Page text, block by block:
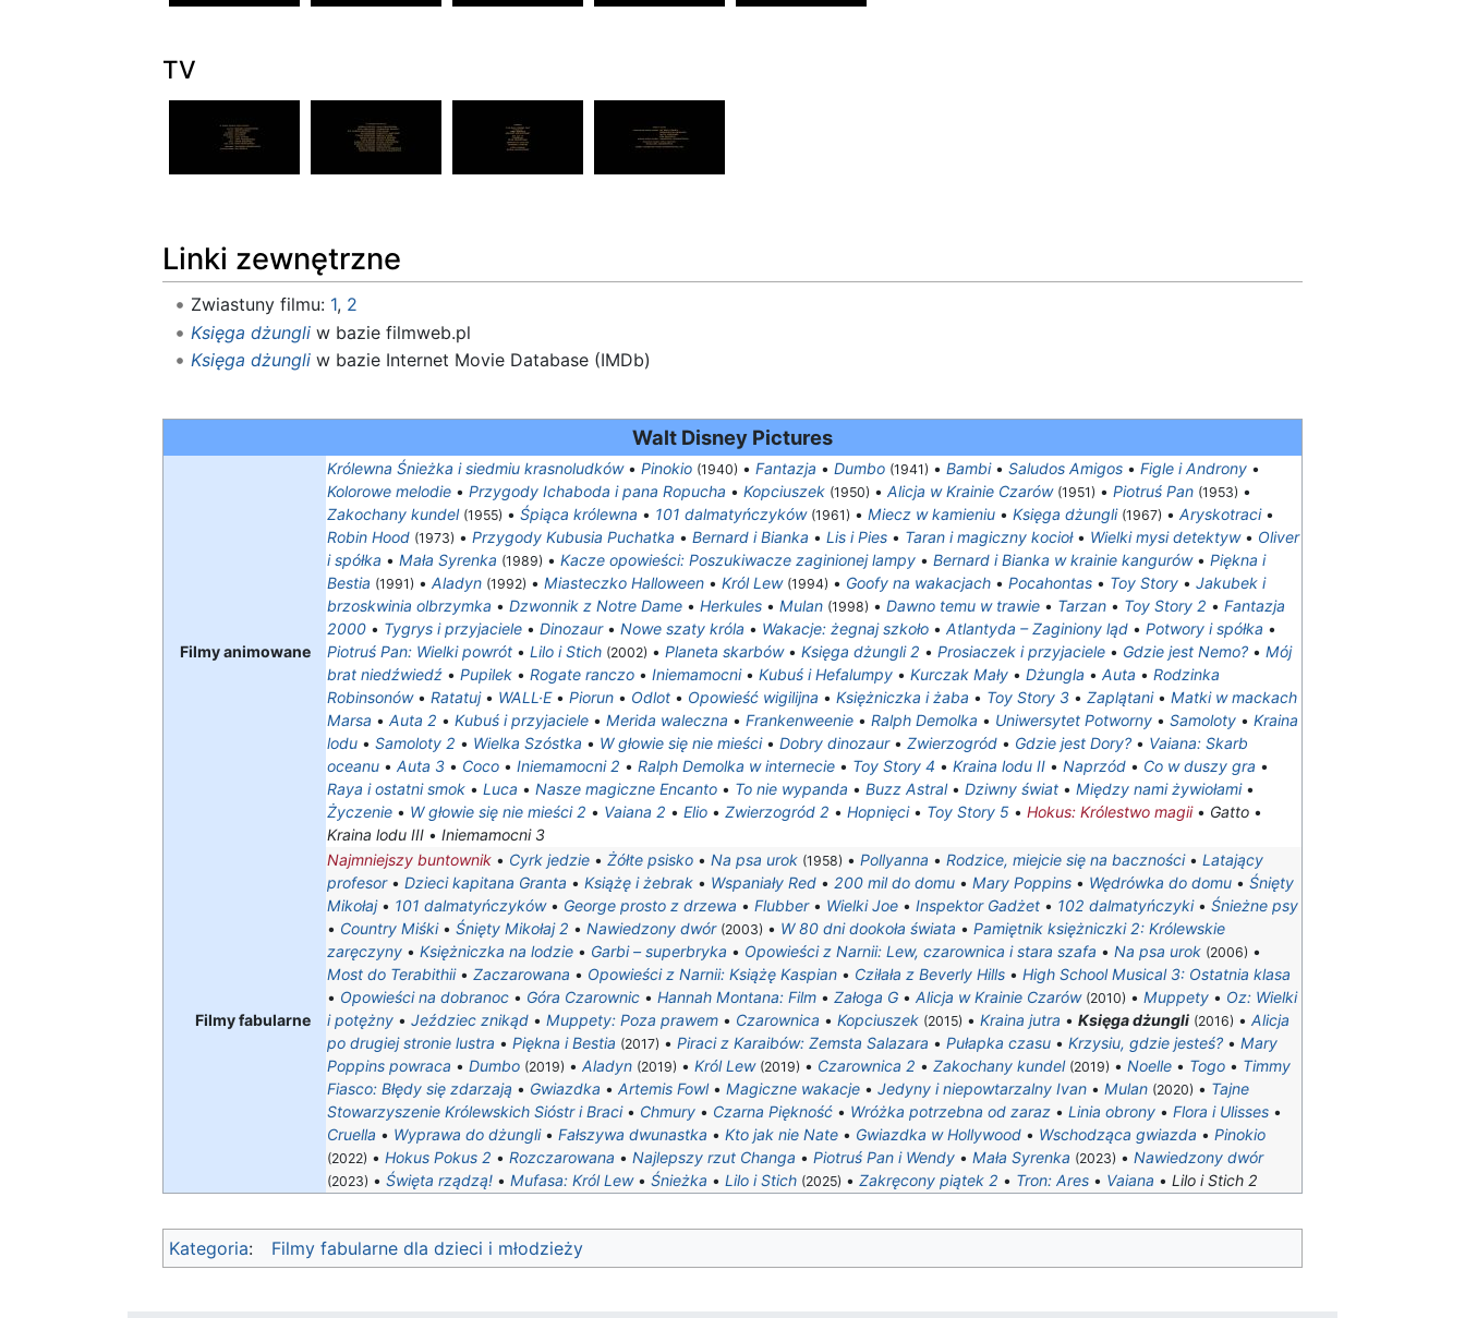
TV
Linki zewnętrzne
Zwiastuny filmu: 1, 2
Księga dżungliw bazie filmweb.pl
Księga dżungliw bazie Internet Movie Database (IMDb)
Walt Disney Pictures
Filmy animowane
Królewna Śnieżka i siedmiu krasnoludków• Pinokio (1940) • Fantazja • Dumbo (1941) • Bambi• Saludos Amigos • Figle i Androny •
Kolorowe melodie • Przygody Ichaboda i pana Ropucha • Kopciuszek (1950) • Alicja w Krainie Czarów (1951) • Piotruś Pan (1953) •
Zakochany kundel (1955) • Śpiąca królewna • 101 dalmatyńczyków (1961) • Miecz w kamieniu • Księga dżungli (1967) • Aryskotraci•
Robin Hood (1973) • Przygody Kubusia Puchatka • Bernard i Bianka • Lis i Pies • Taran i magiczny kocioł• Wielki mysi detektyw• Oliver
i spółka • Mała Syrenka (1989) • Kacze opowieści: Poszukiwacze zaginionej lampy • Bernard i Bianka w krainie kangurów• Piękna i
Bestia (1991) • Aladyn (1992) • Miasteczko Halloween • Król Lew (1994) • Goofy na wakacjach • Pocahontas • Toy Story • Jakubek i
brzoskwinia olbrzymka • Dzwonnik z Notre Dame • Herkules • Mulan (1998) • Dawno temu w trawie • Tarzan • Toy Story 2 • Fantazja
2000 • Tygrys i przyjaciele • Dinozaur• Nowe szaty króla • Wakacje: żegnaj szkoło • Atlantyda – Zaginiony ląd • Potwory i spółka •
Piotruś Pan: Wielki powrót • Lilo i Stich (2002) • Planeta skarbów• Księga dżungli 2 • Prosiaczek i przyjaciele • Gdzie jest Nemo? • Mój
brat niedźwiedź • Pupilek • Rogate ranczo • Iniemamocni• Kubuś i Hefalumpy • Kurczak Mały • Dżungla • Auta • Rodzinka
Robinsonów• Ratatuj• WALL·E• Piorun • Odlot • Opowieść wigilijna • Księżniczka i żaba • Toy Story 3 • Zaplątani• Matki w mackach
Marsa • Auta 2 • Kubuś i przyjaciele • Merida waleczna • Frankenweenie • Ralph Demolka • Uniwersytet Potworny • Samoloty • Kraina
lodu • Samoloty 2 • Wielka Szóstka • W głowie się nie mieści• Dobry dinozaur• Zwierzogród • Gdzie jest Dory? • Vaiana: Skarb
oceanu • Auta 3 • Coco • Iniemamocni 2 • Ralph Demolka w internecie • Toy Story 4 • Kraina lodu II • Naprzód • Co w duszy gra •
Raya i ostatni smok • Luca • Nasze magiczne Encanto • To nie wypanda • Buzz Astral• Dziwny świat • Między nami żywiołami•
Życzenie • W głowie się nie mieści 2 • Vaiana 2 • Elio • Zwierzogród 2 • Hopnięci• Toy Story 5 • Hokus: Królestwo magii• Gatto •
Kraina lodu III • Iniemamocni 3
Filmy fabularne
Najmniejszy buntownik • Cyrk jedzie • Żółte psisko • Na psa urok (1958) • Pollyanna • Rodzice, miejcie się na baczności• Latający
profesor• Dzieci kapitana Granta • Książę i żebrak • Wspaniały Red • 200 mil do domu • Mary Poppins • Wędrówka do domu • Śnięty
Mikołaj• 101 dalmatyńczyków• George prosto z drzewa • Flubber• Wielki Joe • Inspektor Gadżet • 102 dalmatyńczyki• Śnieżne psy
• Country Miśki• Śnięty Mikołaj 2 • Nawiedzony dwór (2003) • W 80 dni dookoła świata • Pamiętnik księżniczki 2: Królewskie
zaręczyny • Księżniczka na lodzie • Garbi – superbryka • Opowieści z Narnii: Lew, czarownica i stara szafa • Na psa urok (2006) •
Most do Terabithii• Zaczarowana • Opowieści z Narnii: Książę Kaspian • Cziłała z Beverly Hills • High School Musical 3: Ostatnia klasa
• Opowieści na dobranoc • Góra Czarownic • Hannah Montana: Film • Załoga G • Alicja w Krainie Czarów (2010) • Muppety • Oz: Wielki
i potężny • Jeździec znikąd • Muppety: Poza prawem • Czarownica • Kopciuszek (2015) • Kraina jutra • Księga dżungli (2016) • Alicja
po drugiej stronie lustra • Piękna i Bestia (2017) • Piraci z Karaibów: Zemsta Salazara • Pułapka czasu • Krzysiu, gdzie jesteś? • Mary
Poppins powraca • Dumbo (2019) • Aladyn (2019) • Król Lew (2019) • Czarownica 2 • Zakochany kundel (2019) • Noelle • Togo • Timmy
Fiasco: Błędy się zdarzają • Gwiazdka • Artemis Fowl• Magiczne wakacje • Jedyny i niepowtarzalny Ivan • Mulan (2020) • Tajne
Stowarzyszenie Królewskich Sióstr i Braci• Chmury • Czarna Piękność • Wróżka potrzebna od zaraz • Linia obrony • Flora i Ulisses •
Cruella • Wyprawa do dżungli• Fałszywa dwunastka • Kto jak nie Nate • Gwiazdka w Hollywood • Wschodząca gwiazda • Pinokio
(2022) • Hokus Pokus 2 • Rozczarowana • Najlepszy rzut Changa • Piotruś Pan i Wendy • Mała Syrenka (2023) • Nawiedzony dwór
(2023) • Święta rządzą! • Mufasa: Król Lew• Śnieżka • Lilo i Stich (2025) • Zakręcony piątek 2 • Tron: Ares • Vaiana • Lilo i Stich 2
Kategoria: Filmy fabularne dla dzieci i młodzieży